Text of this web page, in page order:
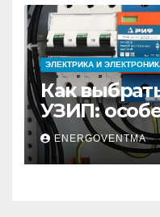
ЭЛЕКТРИКА И
Как
УЗИП:
устройств
ENERGOVENTMA